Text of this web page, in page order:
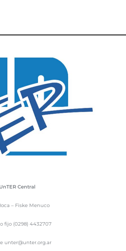
UnTER Central
– Fiske Menuco
fijo (0298) 4432707
unter@unter.org.ar